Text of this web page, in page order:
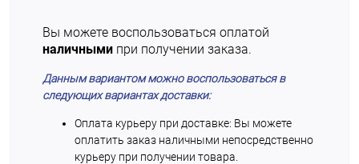
Вы можете воспользоваться оплатой
наличными при получении заказа.
Данным вариантом можно воспользоваться в
следующих вариантах доставки:
Оплата курьеру при доставке: Вы можете
оплатить заказ наличными непосредственно
курьеру при получении товара.